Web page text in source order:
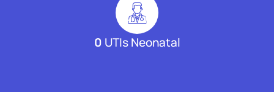
0 UTIs Neonatal